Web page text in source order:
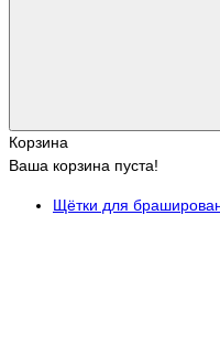
Корзина
Ваша корзина пуста!
Щётки для